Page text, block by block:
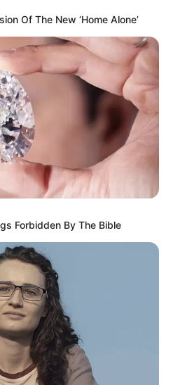
vez más digitalizada, las
solo reflejan capacidad
acceso a un
diseñado para
perfil.
Of The New ‘Home Alone’
Forbidden By The Bible